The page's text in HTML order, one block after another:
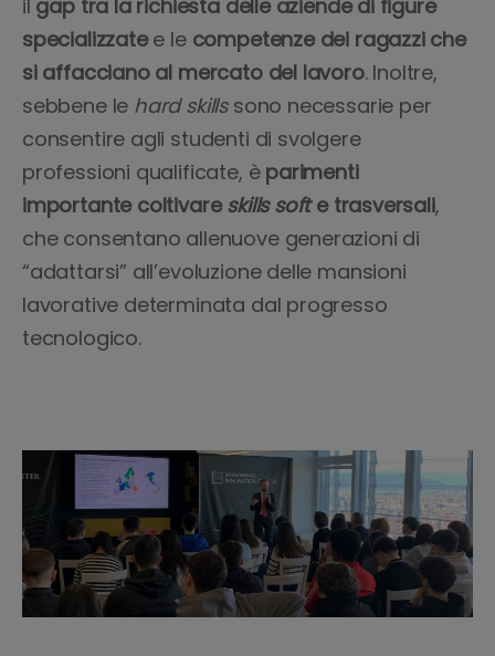
il gap tra la richiesta delle aziende di figure
specializzatee le competenze dei ragazzi che
si affacciano al mercato del lavoro. Inoltre,
sebbene le hard skillssono necessarie per
consentire agli studenti di svolgere
professioni qualificate, è parimenti
importante coltivareskills softe trasversali,
che consentano allenuove generazioni di
“adattarsi” all’evoluzione delle mansioni
lavorative determinata dal progresso
tecnologico.